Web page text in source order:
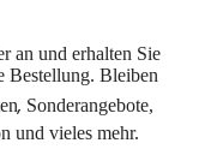
an und erhalten Sie
Bestellung. Bleiben
, Sonderangebote,
und vieles mehr.